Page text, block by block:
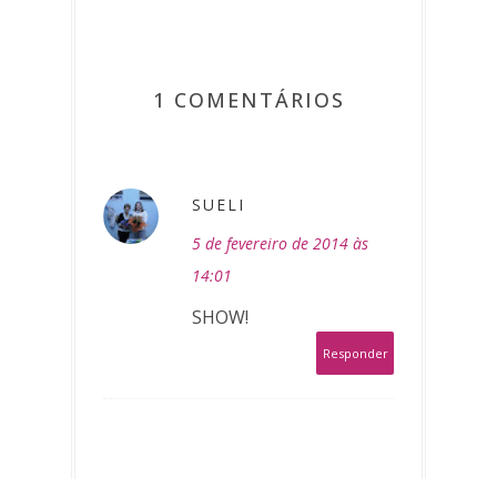
1 COMENTÁRIOS
SUELI
5 de fevereiro de 2014 às
14:01
SHOW!
Responder